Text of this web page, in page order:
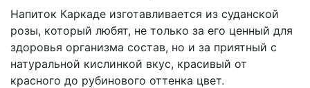
Напиток Каркаде изготавливается из суданской
розы, который любят, не только за его ценный для
здоровья организма состав, но и за приятный с
натуральной кислинкой вкус, красивый от
красного до рубинового оттенка цвет.